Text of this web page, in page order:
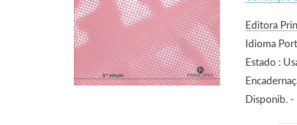
Editora
Idioma
Estado :
Disponib. -